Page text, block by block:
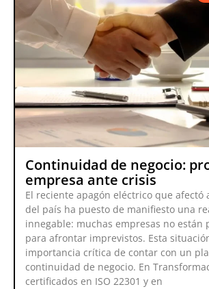
Continuidad de negocio:
empresa ante crisis
El reciente apagón eléctrico que afectó
del país ha puesto de manifiesto una
innegable: muchas empresas no están
para afrontar imprevistos. Esta
importancia crítica de contar con un
continuidad de negocio. En
certificados en ISO 22301 y en